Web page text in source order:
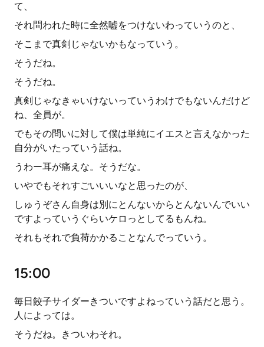
て、
それ問われた時に全然嘘をつけないわっていうのと、
そこまで真剣じゃないかもなっていう。
そうだね。
そうだね。
真剣じゃなきゃいけないっていうわけでもないんだけど
ね、全員が。
でもその問いに対して僕は単純にイエスと言えなかった
自分がいたっていう話ね。
うわー耳が痛えな。そうだな。
いやでもそれすごいいいなと思ったのが、
しゅうぞさん自身は別にとんないからとんないんでいい
ですよっていうぐらいケロっとしてるもんね。
それもそれで負荷かかることなんでっていう。
15:00
毎日餃子サイダーきついですよねっていう話だと思う。
人によっては。
そうだね。きついわそれ。